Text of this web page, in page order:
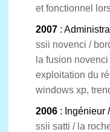
et fonctionnel
2007 :
ssii novenci /
la fusion
exploitation du
windows xp,
2006 : Ingénieur
ssii satti / la